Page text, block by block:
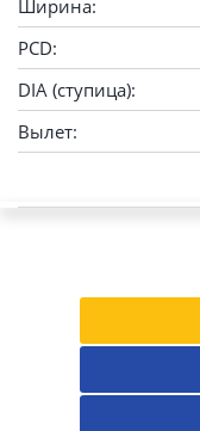
Ширина:
PCD:
DIA (ступица):
Вылет: